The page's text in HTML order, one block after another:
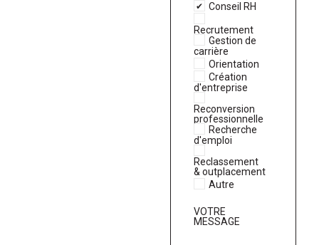
Conseil RH
Recrutement
Gestion de
carrière
Orientation
Création
d'entreprise
Reconversion
professionnelle
Recherche
d'emploi
Reclassement
& outplacement
Autre
VOTRE
MESSAGE